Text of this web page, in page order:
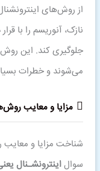
از روش‌های
نازک، آنوریسم را با
جلوگیری کند. این
می‌شوند و خطرات
مزایا و معایب
شناخت مزایا و معایب
سوالاینترونشـنال